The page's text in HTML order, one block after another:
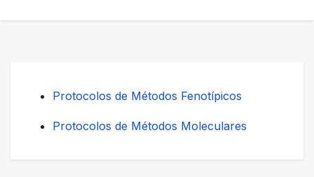
Protocolos de Métodos Fenotípicos
Protocolos de Métodos Moleculares